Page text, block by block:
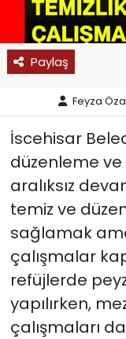
Paylaş
Feyza
İscehisar
düzenleme ve
aralıksız
temiz ve
sağlamak
çalışmalar
refüjlerde
yapılırken,
çalışmaları